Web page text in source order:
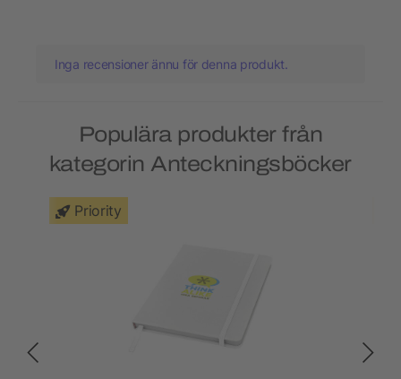
Inga recensioner ännu för denna produkt.
Populära produkter från
kategorin Anteckningsböcker
Priority